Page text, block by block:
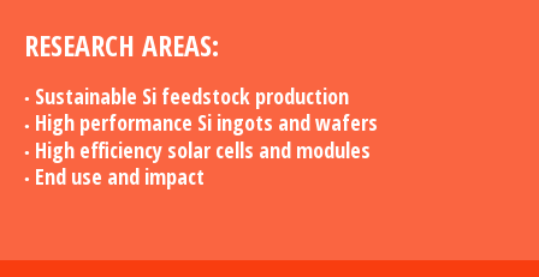
RESEARCH AREAS:
Sustainable Si feedstock production
High performance Si ingots and wafers
High efficiency solar cells and modules
End use and impact